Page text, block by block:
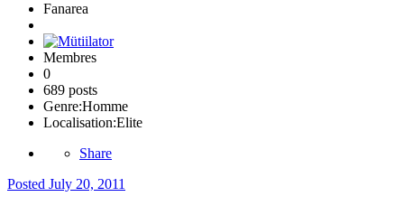
Fanarea
Membres
0
689 posts
Genre:Homme
Localisation:Elite
Share
Posted July 20, 2011